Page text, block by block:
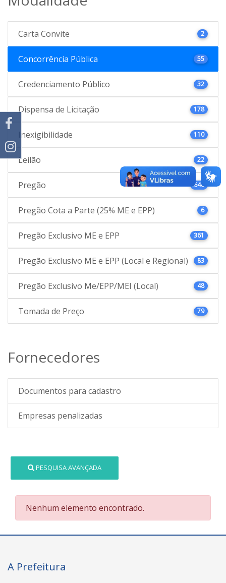
Carta Convite 2
Concorrência Pública 55
Credenciamento Público 32
Dispensa de Licitação 178
Inexigibilidade 110
Leilão 22
Pregão 646
Pregão Cota a Parte (25% ME e EPP) 6
Pregão Exclusivo ME e EPP 361
Pregão Exclusivo ME e EPP (Local e Regional) 83
Pregão Exclusivo Me/EPP/MEI (Local) 48
Tomada de Preço 79
Fornecedores
Documentos para cadastro
Empresas penalizadas
PESQUISA AVANÇADA
Nenhum elemento encontrado.
A Prefeitura